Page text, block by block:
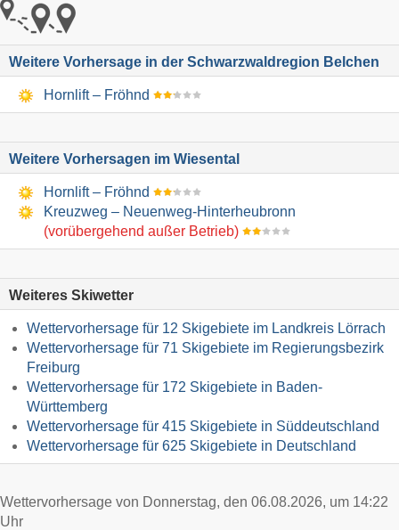
Weitere Vorhersage in der Schwarzwaldregion Belchen
Hornlift – Fröhnd
Weitere Vorhersagen im Wiesental
Hornlift – Fröhnd
Kreuzweg – Neuenweg-Hinterheubronn
(vorübergehend außer Betrieb)
Weiteres Skiwetter
Wettervorhersage für 12 Skigebiete im Landkreis Lörrach
Wettervorhersage für 71 Skigebiete im Regierungsbezirk
Freiburg
Wettervorhersage für 172 Skigebiete in Baden-
Württemberg
Wettervorhersage für 415 Skigebiete in Süddeutschland
Wettervorhersage für 625 Skigebiete in Deutschland
Wettervorhersage von Donnerstag, den 06.08.2026, um 14:22
Uhr